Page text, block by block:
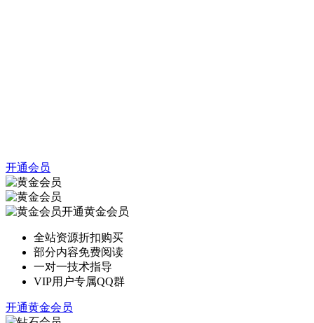
开通会员
开通黄金会员
全站资源折扣购买
部分内容免费阅读
一对一技术指导
VIP用户专属QQ群
开通黄金会员